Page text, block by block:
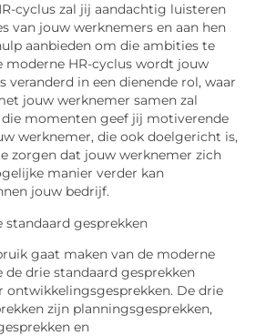
cyclus zal jij aandachtig luisteren
van jouw werknemers en aan hen
aanbieden om die ambities te
moderne HR-cyclus wordt jouw
veranderd in een dienende rol, waar
jouw werknemer samen zal
die momenten geef jij motiverende
werknemer, die ook doelgericht is,
zorgen dat jouw werknemer zich
manier verder kan
jouw bedrijf.
standaard gesprekken
gaat maken van de moderne
de drie standaard gesprekken
ontwikkelingsgesprekken. De drie
zijn planningsgesprekken,
en